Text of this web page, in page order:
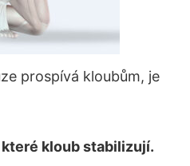
prospívá kloubům, je
kloub stabilizují.